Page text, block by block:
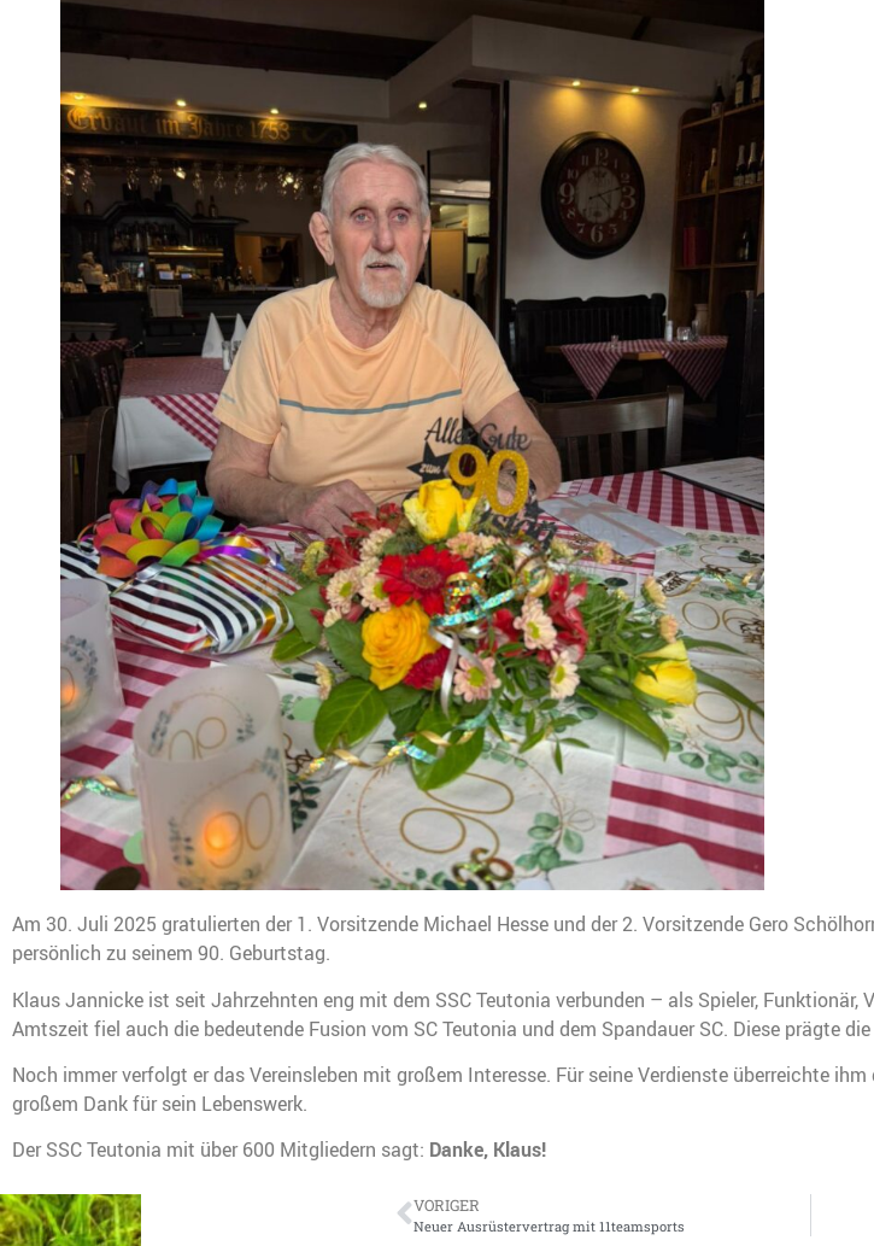
Am 30. Juli 2025 gratulierten der 1. Vorsitzende Michael Hesse und der 2. Vorsitzende Gero
persönlich zu seinem 90. Geburtstag.
Klaus Jannicke ist seit Jahrzehnten eng mit dem SSC Teutonia verbunden – als Spieler,
Amtszeit fiel auch die bedeutende Fusion vom SC Teutonia und dem Spandauer SC. Diese prägte
Noch immer verfolgt er das Vereinsleben mit großem Interesse. Für seine Verdienste überreichte
großem Dank für sein Lebenswerk.
Der SSC Teutonia mit über 600 Mitgliedern sagt: Danke, Klaus!
VORIGER
Neuer Ausrüstervertrag mit 11teamsports